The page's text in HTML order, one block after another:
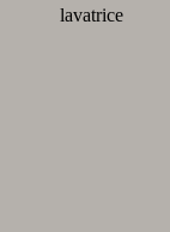
lavatrice